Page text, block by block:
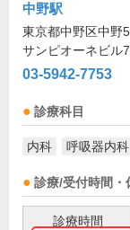
中野駅
東京都中野区中野
サンピオーネビル
03-5942-7753
診療科目
内科 呼吸器内科
診療/受付時間・
診療時間